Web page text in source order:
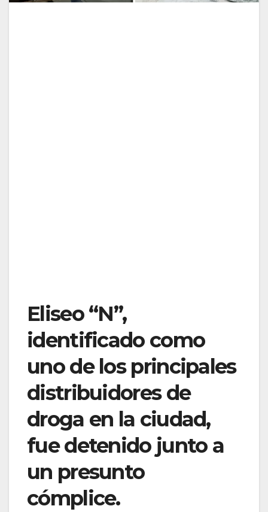
Eliseo “N”,
identificado como
uno de los principales
distribuidores de
droga en la ciudad,
fue detenido junto a
un presunto
cómplice.